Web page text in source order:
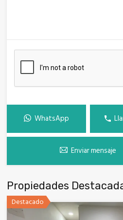
WhatsApp
Enviar mensaje
Propiedades
Destacado